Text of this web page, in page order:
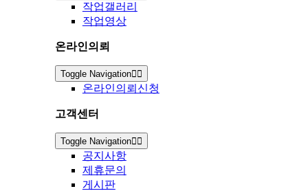
작업갤러리
작업영상
온라인의뢰
Toggle Navigation
온라인의뢰신청
고객센터
Toggle Navigation
공지사항
제휴문의
게시판